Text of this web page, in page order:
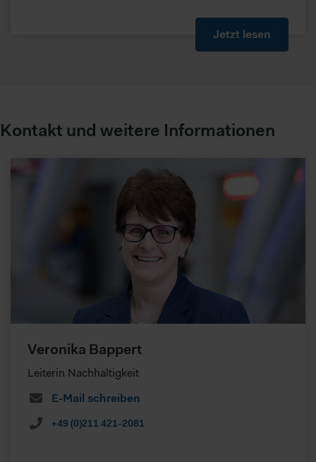
Jetzt lesen
Kontakt und weitere Informationen
Veronika Bappert
Leiterin Nachhaltigkeit
E-Mail schreiben
+49 (0)211 421-2081